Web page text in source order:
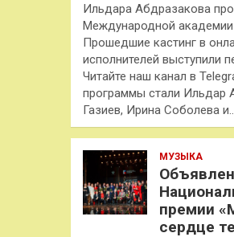
Ильдара Абдразакова
Международной
Прошедшие кастинг в
исполнителей выступили
Читайте наш канал в
программы стали Ильдар
Газиев, Ирина Соболева
МУЗЫКА
премии
сердце